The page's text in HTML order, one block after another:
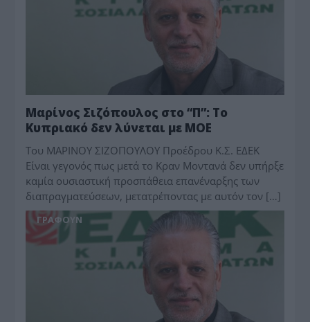
Μαρίνος Σιζόπουλος στο “Π”: Το
Κυπριακό δεν λύνεται με ΜΟΕ
Tου ΜΑΡΙΝΟΥ ΣΙΖΟΠΟΥΛΟΥ Προέδρου Κ.Σ. ΕΔΕΚ
Είναι γεγονός πως μετά το Κραν Μοντανά δεν υπήρξε
καμία ουσιαστική προσπάθεια επανέναρξης των
διαπραγματεύσεων, μετατρέποντας με αυτόν τον […]
ΓΡΆΦΟΥΝ